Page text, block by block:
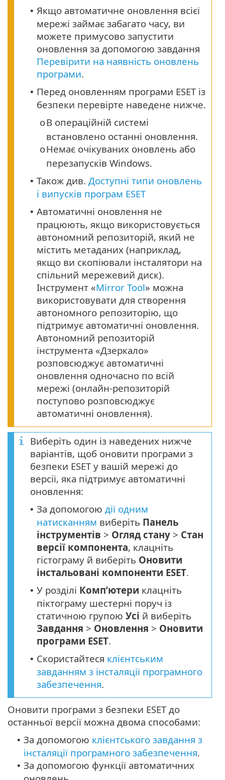
• Якщо автоматичне оновлення всієї
мережі займає забагато часу, ви
можете примусово запустити
оновлення за допомогою завдання
Перевірити на наявність оновлень
програми.
• Перед оновленням програми ESET із
безпеки перевірте наведене нижче.
oВ операційній системі
встановлено останні оновлення.
oНемає очікуваних оновлень або
перезапусків Windows.
• Також див. Доступні типи оновлень
і випусків програм ESET
• Автоматичні оновлення не
працюють, якщо використовується
автономний репозиторій, який не
містить метаданих (наприклад,
якщо ви скопіювали інсталятори на
спільний мережевий диск).
Інструмент «Mirror Tool» можна
використовувати для створення
автономного репозиторію, що
підтримує автоматичні оновлення.
Автономний репозиторій
інструмента «Дзеркало»
розповсюджує автоматичні
оновлення одночасно по всій
мережі (онлайн-репозиторій
поступово розповсюджує
автоматичні оновлення).
Виберіть один із наведених нижче
варіантів, щоб оновити програми з
безпеки ESET у вашій мережі до
версії, яка підтримує автоматичні
оновлення:
• За допомогою дії одним
натисканням виберіть Панель
інструментів > Огляд стану > Стан
версії компонента, клацніть
гістограму й виберіть Оновити
інстальовані компоненти ESET.
• У розділі Комп’ютери клацніть
піктограму шестерні поруч із
статичною групою Усі й виберіть
Завдання > Оновлення > Оновити
програми ESET.
• Скористайтеся клієнтським
завданням з інсталяції програмного
забезпечення.
Оновити програми з безпеки ESET до
останньої версії можна двома способами:
• За допомогою клієнтського завдання з
інсталяції програмного забезпечення.
• За допомогою функції автоматичних